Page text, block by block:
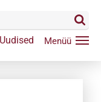
Uudised